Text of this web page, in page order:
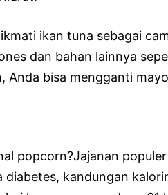
ikan tuna sebagai
dan bahan lainnya
Anda bisa mengganti
popcorn?Jajanan
diabetes, kandungan